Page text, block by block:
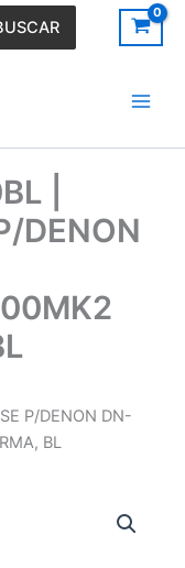
|
DENON
P/DENON DN-
BL